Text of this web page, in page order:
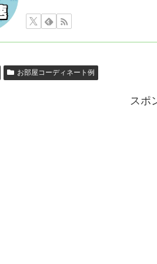
お部屋コーディネート例
スポ